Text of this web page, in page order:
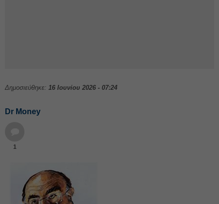
Δημοσιεύθηκε: 16 Ιουνίου 2026 - 07:24
Dr Money
1